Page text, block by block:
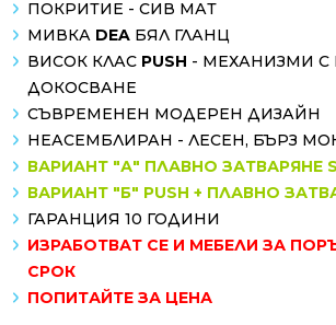
ПОКРИТИЕ - СИВ МАТ
МИВКА DEA БЯЛ ГЛАНЦ
ВИСОК КЛАС PUSH - МЕХАНИЗМИ С
ДОКОСВАНЕ
СЪВРЕМЕНЕН МОДЕРЕН ДИЗАЙН
НЕАСЕМБЛИРАН - ЛЕСЕН, БЪРЗ
ВАРИАНТ "А" ПЛАВНО ЗАТВАРЯНЕ
ВАРИАНТ "Б" PUSH + ПЛАВНО
ГАРАНЦИЯ 10 ГОДИНИ
ИЗРАБОТВАТ СЕ И МЕБЕЛИ ЗА
СРОК
ПОПИТАЙТЕ ЗА ЦЕНА